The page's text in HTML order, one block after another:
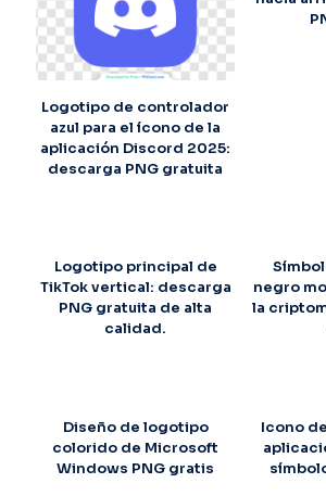
Logotipo de controlador
azul para el ícono de la
aplicación Discord 2025:
descarga PNG gratuita
Logotipo principal de
TikTok vertical: descarga
PNG gratuita de alta
calidad.
negro
la
Diseño de logotipo
colorido de Microsoft
Windows PNG gratis
Icono